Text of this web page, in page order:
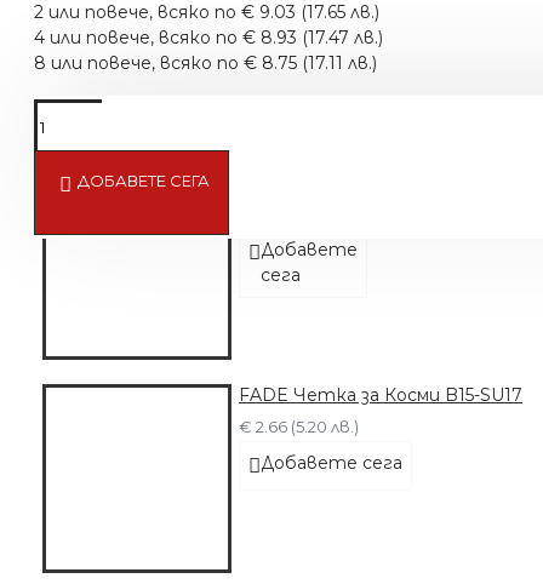
2 или повече, всяко по € 9.03 (17.65 лв.)
4 или повече, всяко по € 8.93 (17.47 лв.)
8 или повече, всяко по € 8.75 (17.11 лв.)
ДОБАВЕТЕ СЕГА
Добавете
сега
FADE Четка за Косми B15-SU17
€ 2.66 (5.20 лв.)
Добавете сега